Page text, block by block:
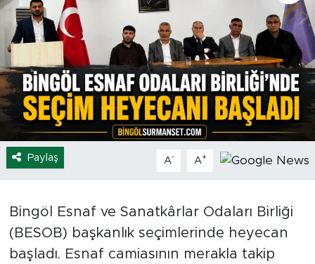
Paylaş A- A+
Bingöl Esnaf ve Sanatkârlar Odaları Birliği
(BESOB) başkanlık seçimlerinde heyecan
başladı. Esnaf camiasının merakla takip
Sağlık
Eğitim
Ekonomi
Hava Durumu
Tavz Der